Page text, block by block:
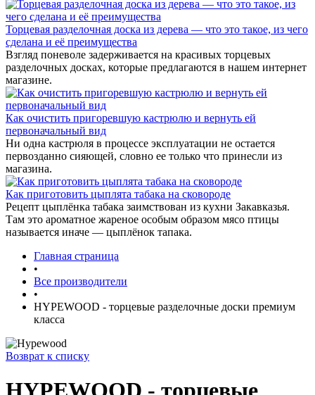
Торцевая разделочная доска из дерева — что это такое, из чего
сделана и её преимущества
Взгляд поневоле задерживается на красивых торцевых
разделочных досках, которые предлагаются в нашем интернет
магазине.
Как очистить пригоревшую кастрюлю и вернуть ей
первоначальный вид
Ни одна кастрюля в процессе эксплуатации не остается
первозданно сияющей, словно ее только что принесли из
магазина.
Как приготовить цыплята табака на сковороде
Рецепт цыплёнка табака заимствован из кухни Закавказья.
Там это ароматное жареное особым образом мясо птицы
называется иначе — цыплёнок тапака.
Главная страница
•
Все производители
•
HYPEWOOD - торцевые разделочные доски премиум
класса
Возврат к списку